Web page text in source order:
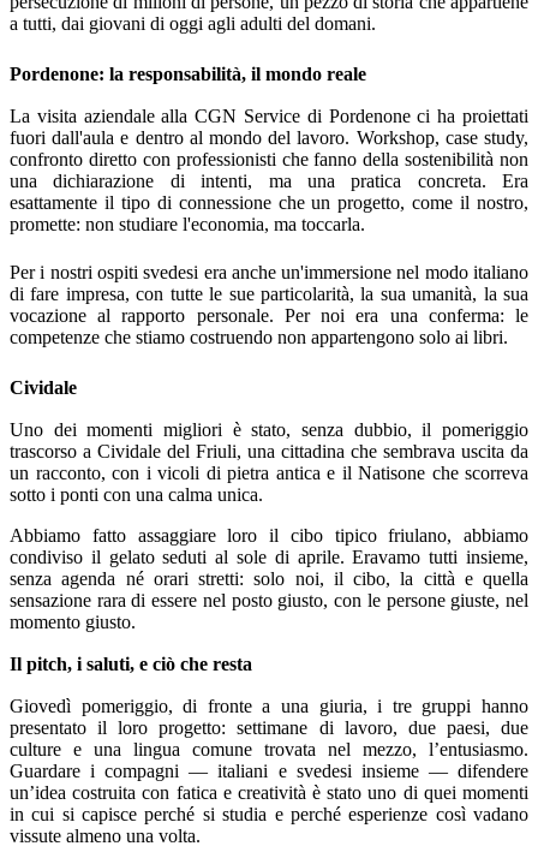
a tutti, dai giovani di oggi agli adulti del domani.
Pordenone: la responsabilità, il mondo reale
La visita aziendale alla CGN Service di Pordenone ci ha proiettati
fuori dall'aula e dentro al mondo del lavoro. Workshop, case study,
confronto diretto con professionisti che fanno della sostenibilità non
una dichiarazione di intenti, ma una pratica concreta. Era
esattamente il tipo di connessione che un progetto, come il nostro,
promette: non studiare l'economia, ma toccarla.
Per i nostri ospiti svedesi era anche un'immersione nel modo italiano
di fare impresa, con tutte le sue particolarità, la sua umanità, la sua
vocazione al rapporto personale. Per noi era una conferma: le
competenze che stiamo costruendo non appartengono solo ai libri.
Cividale
Uno dei momenti migliori è stato, senza dubbio, il pomeriggio
trascorso a Cividale del Friuli, una cittadina che sembrava uscita da
un racconto, con i vicoli di pietra antica e il Natisone che scorreva
sotto i ponti con una calma unica.
Abbiamo fatto assaggiare loro il cibo tipico friulano, abbiamo
condiviso il gelato seduti al sole di aprile. Eravamo tutti insieme,
senza agenda né orari stretti: solo noi, il cibo, la città e quella
sensazione rara di essere nel posto giusto, con le persone giuste, nel
momento giusto.
Il pitch, i saluti, e ciò che resta
Giovedì pomeriggio, di fronte a una giuria, i tre gruppi hanno
presentato il loro progetto: settimane di lavoro, due paesi, due
culture e una lingua comune trovata nel mezzo, l’entusiasmo.
Guardare i compagni — italiani e svedesi insieme — difendere
un’idea costruita con fatica e creatività è stato uno di quei momenti
in cui si capisce perché si studia e perché esperienze così vadano
vissute almeno una volta.